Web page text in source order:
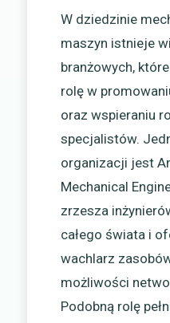
W dziedzinie
maszyn istnieje
branżowych,
rolę w
oraz wspieraniu
specjalistów.
organizacji jest
Mechanical
zrzesza
całego świata i
wachlarz
możliwości
Podobną rolę